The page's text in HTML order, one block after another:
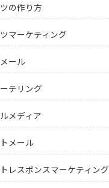
の作り方
マーケティング
ール
テリング
メディア
メール
レスポンスマーケティング